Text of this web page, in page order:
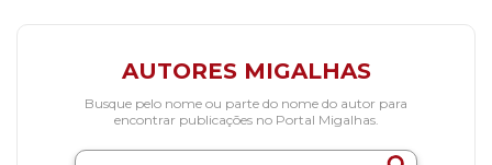
AUTORES MIGALHAS
Busque pelo nome ou parte do nome do autor para
encontrar publicações no Portal Migalhas.